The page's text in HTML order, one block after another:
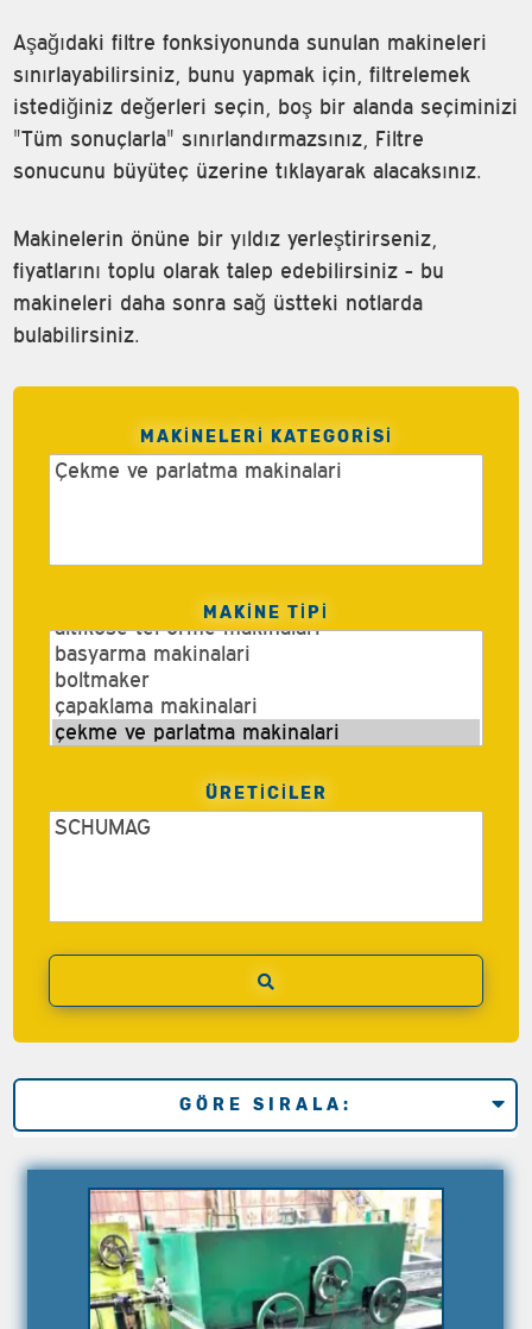
Aşağıdaki filtre fonksiyonunda sunulan makineleri
sınırlayabilirsiniz, bunu yapmak için, filtrelemek
istediğiniz değerleri seçin, boş bir alanda seçiminizi
"Tüm sonuçlarla" sınırlandırmazsınız, Filtre
sonucunu büyüteç üzerine tıklayarak alacaksınız.
Makinelerin önüne bir yıldız yerleştirirseniz,
fiyatlarını toplu olarak talep edebilirsiniz - bu
makineleri daha sonra sağ üstteki notlarda
bulabilirsiniz.
MAKINELERI KATEGORISI
MAKINE TIPI
ÜRETİCİLER